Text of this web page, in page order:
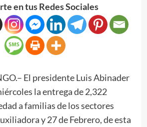
en tus Redes Sociales
El presidente Luis Abinader
la entrega de 2,322
a familias de los sectores
y 27 de Febrero, de esta